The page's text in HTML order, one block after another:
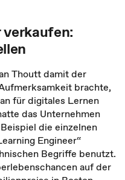
Thoutt damit der
brachte,
für digitales Lernen
das Unternehmen
die einzelnen
Engineer“
Begriffe benutzt.
auf der